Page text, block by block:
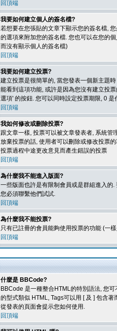
回頂端
我要如何建立個人的簽名檔?
若想要在您張貼的文章下顯示您的簽名檔,
的選項來附加您的簽名檔. 您也可以在您的
而沒有顯示個人的簽名檔)
回頂端
我要如何建立投票?
建立投票是很簡單的, 當您發表一個新主題
能看到這項功能, 或許是因為您沒有建立投
選項' 的按鈕. 您可以同時設定投票期限, 0
回頂端
我如何修改或刪除投票?
跟文章一樣, 投票可以被文章發表者, 系統管
放棄投票的話, 使用者可以刪除或修改投票
投票過程中途更改意見而產生錯誤的投票
回頂端
為什麼我不能進入版面?
一些版面也許是有限制會員或是群組進入的
您必須聯繫他們試試.
回頂端
為什麼我不能投票?
只有已註冊的會員能夠使用投票的功能 (一
回頂端
什麼是 BBCode?
BBCode 是一種整合HTML的特別語法, 您
的型式類似 HTML, Tags可以用 [ 及 ] 包含
從發表的頁面會提示您如何使用.
回頂端